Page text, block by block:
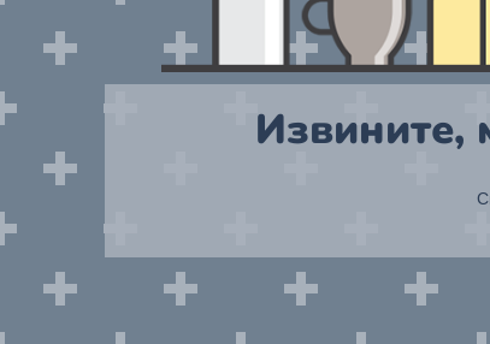
Извините,